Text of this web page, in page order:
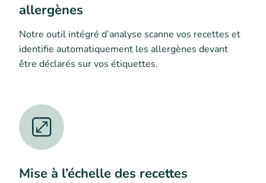
allergènes
Notre outil intégré d’analyse scanne vos recettes et
identifie automatiquement les allergènes devant
être déclarés sur vos étiquettes.
Mise à l’échelle des recettes